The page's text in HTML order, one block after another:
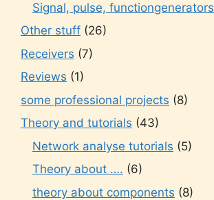
Signal, pulse, functiongenerators
Other stuff (26)
Receivers (7)
Reviews (1)
some professional projects (8)
Theory and tutorials (43)
Network analyse tutorials (5)
Theory about …. (6)
theory about components (8)